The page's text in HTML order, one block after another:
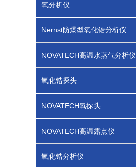
氧分析仪
Nernst防爆型氧化锆分析仪
NOVATECH高温水蒸气分析仪
氧化锆探头
NOVATECH氧探头
NOVATECH高温露点仪
氧化锆分析仪